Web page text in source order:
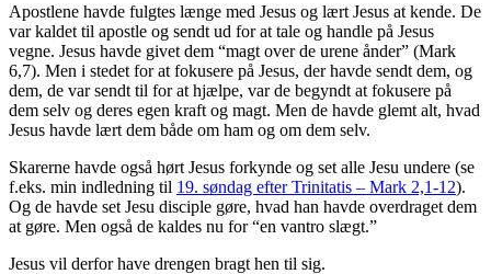
Apostlene havde fulgtes længe med Jesus og lært Jesus at kende. De
var kaldet til apostle og sendt ud for at tale og handle på Jesus
vegne. Jesus havde givet dem “magt over de urene ånder” (Mark
6,7). Men i stedet for at fokusere på Jesus, der havde sendt dem, og
dem, de var sendt til for at hjælpe, var de begyndt at fokusere på
dem selv og deres egen kraft og magt. Men de havde glemt alt, hvad
Jesus havde lært dem både om ham og om dem selv.
Skarerne havde også hørt Jesus forkynde og set alle Jesu undere (se
f.eks. min indledning til 19. søndag efter Trinitatis – Mark 2,1-12).
Og de havde set Jesu disciple gøre, hvad han havde overdraget dem
at gøre. Men også de kaldes nu for “en vantro slægt.”
Jesus vil derfor have drengen bragt hen til sig.